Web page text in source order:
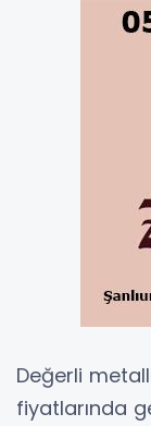
Değerli
fiyatlarında